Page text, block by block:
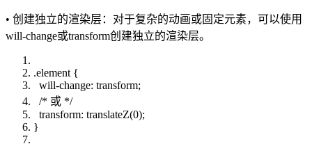
• 创建独立的渲染层：对于复杂的动画或固定元素，可以使用
will-change或transform创建独立的渲染层。
.element {
will-change: transform;
/* 或 */
transform: translateZ(0);
}